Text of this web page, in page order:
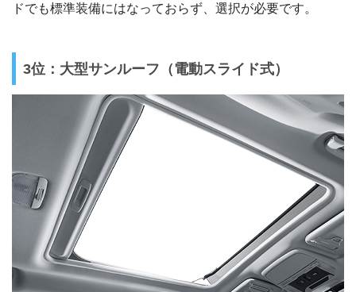
ドでも標準装備にはなっておらず、選択が必要です。
3位：大型サンルーフ（電動スライド式）